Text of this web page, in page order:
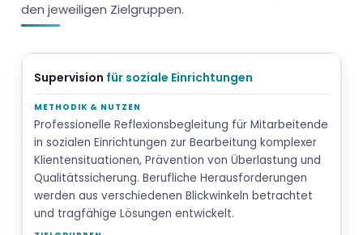
den jeweiligen Zielgruppen.
Supervision für soziale Einrichtungen
Professionelle Reflexionsbegleitung für Mitarbeitende
in sozialen Einrichtungen zur Bearbeitung komplexer
Klientensituationen, Prävention von Überlastung und
Qualitätssicherung. Berufliche Herausforderungen
werden aus verschiedenen Blickwinkeln betrachtet
und tragfähige Lösungen entwickelt.